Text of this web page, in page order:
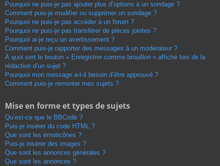
Pourquoi ne puis-je pas ajouter plus d’options à un sondage ?
Comment puis-je modifier ou supprimer un sondage ?
Pourquoi ne puis-je pas accéder à un forum ?
Pourquoi ne puis-je pas transférer de pièces jointes ?
Pourquoi ai-je reçu un avertissement ?
Comment puis-je rapporter des messages à un modérateur ?
À quoi sert le bouton « Enregistrer comme brouillon » affiché lors de la
rédaction d’un sujet ?
Pourquoi mon message a-t-il besoin d’être approuvé ?
Comment puis-je remonter mes sujets ?
Mise en forme et types de sujets
Qu’est-ce que le BBCode ?
Puis-je insérer du code HTML ?
Que sont les émoticônes ?
Puis-je insérer des images ?
Que sont les annonces générales ?
Que sont les annonces ?